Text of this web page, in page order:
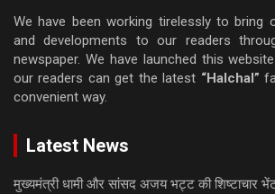
We have been working tirelessly to bring
and developments to our readers
newspaper. We have launched this
our readers can get the latest “Halchal”
convenient way.
Latest News
मुख्यमंत्री धामी और सांसद अजय भट्ट की शिष्टाचार